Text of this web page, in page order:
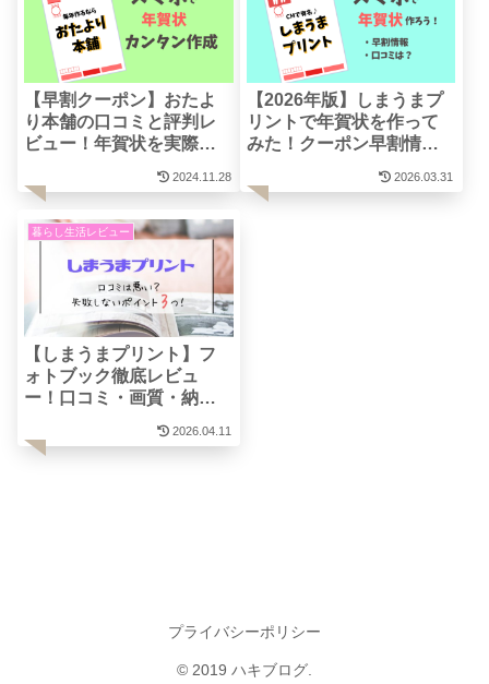
【早割クーポン】おたよ
り本舗の口コミと評判レ
ビュー！年賀状を実際に
2024.11.28
【2026年版】しまうまプ
リントで年賀状を作って
みた！クーポン早割情報/
2026.03.31
暮らし生活レビュー
【しまうまプリント】フ
ォトブック徹底レビュ
ー！口コミ・画質・納期
2026.04.11
プライバシーポリシー
© 2019 ハキブログ.